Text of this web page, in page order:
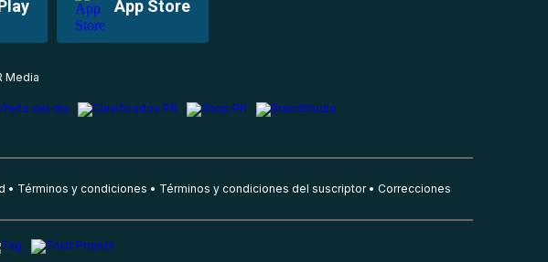
App Store
Media
Términos y condiciones Términos y condiciones del suscriptor Correcciones